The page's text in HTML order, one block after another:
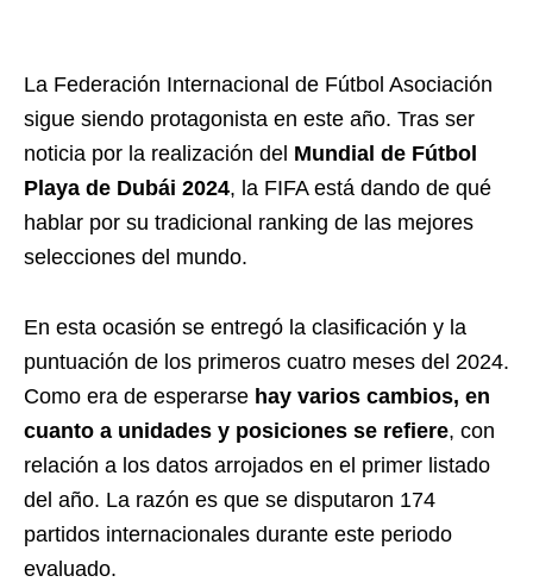
La Federación Internacional de Fútbol Asociación
sigue siendo protagonista en este año. Tras ser
noticia por la realización del Mundial de Fútbol
Playa de Dubái 2024, la FIFA está dando de qué
hablar por su tradicional ranking de las mejores
selecciones del mundo.
En esta ocasión se entregó la clasificación y la
puntuación de los primeros cuatro meses del 2024.
Como era de esperarse hay varios cambios, en
cuanto a unidades y posiciones se refiere, con
relación a los datos arrojados en el primer listado
del año. La razón es que se disputaron 174
partidos internacionales durante este periodo
evaluado.